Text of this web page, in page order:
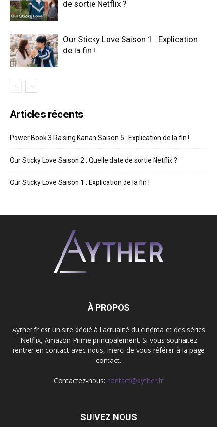
de sortie Netflix ?
Our Sticky Love Saison 1 : Explication
de la fin !
Articles récents
Power Book 3 Raising Kanan Saison 5 : Explication de la fin !
Our Sticky Love Saison 2 : Quelle date de sortie Netflix ?
Our Sticky Love Saison 1 : Explication de la fin !
À PROPOS
Ayther.fr est un site dédié à l'actualité du cinéma et des séries
Netflix, Amazon Prime principalement. Si vous souhaitez
rentrer en contact avec nous, merci de vous référer à la page
contact.
Contactez-nous: contact@ayther.fr
SUIVEZ NOUS